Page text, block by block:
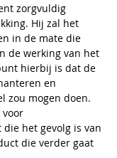
zorgvuldig
Hij zal het
in de mate die
de werking van het
hierbij is dat de
en
zou mogen doen.
voor
het gevolg is van
die verder gaat